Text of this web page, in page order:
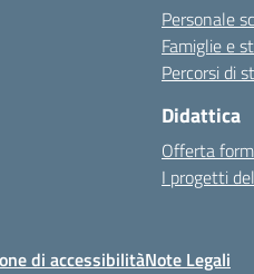
Personale
Famiglie e
Percorsi di
Didattica
Offerta
I progetti
di accessibilitàNote Legali